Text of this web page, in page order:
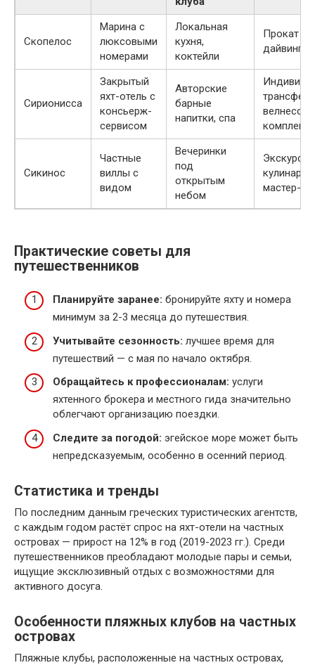
Скопелос
Марина с
люксовыми
номерами
Локальная
кухня,
коктейли
Прокат
дайвинг
Сирионисса
Закрытый
яхт-отель с
консьерж-
сервисом
Авторские
барные
напитки, спа
трансфер,
велнесс-
комплекс
Сикинос
Частные
виллы с
видом
Вечеринки
под
открытым
небом
мастер-
Практические советы для
путешественников
Планируйте заранее: бронируйте яхту и номера
минимум за 2-3 месяца до путешествия.
Учитывайте сезонность: лучшее время для
путешествий — с мая по начало октября.
Обращайтесь к профессионалам: услуги
яхтенного брокера и местного гида значительно
облегчают организацию поездки.
Следите за погодой: эгейское море может быть
непредсказуемым, особенно в осенний период.
Статистика и тренды
По последним данным греческих туристических агентств,
с каждым годом растёт спрос на яхт-отели на частных
островах — прирост на 12% в год (2019-2023 гг.). Среди
путешественников преобладают молодые пары и семьи,
ищущие эксклюзивный отдых с возможностями для
активного досуга.
Особенности пляжных клубов на частных
островах
Пляжные клубы, расположенные на частных островах,